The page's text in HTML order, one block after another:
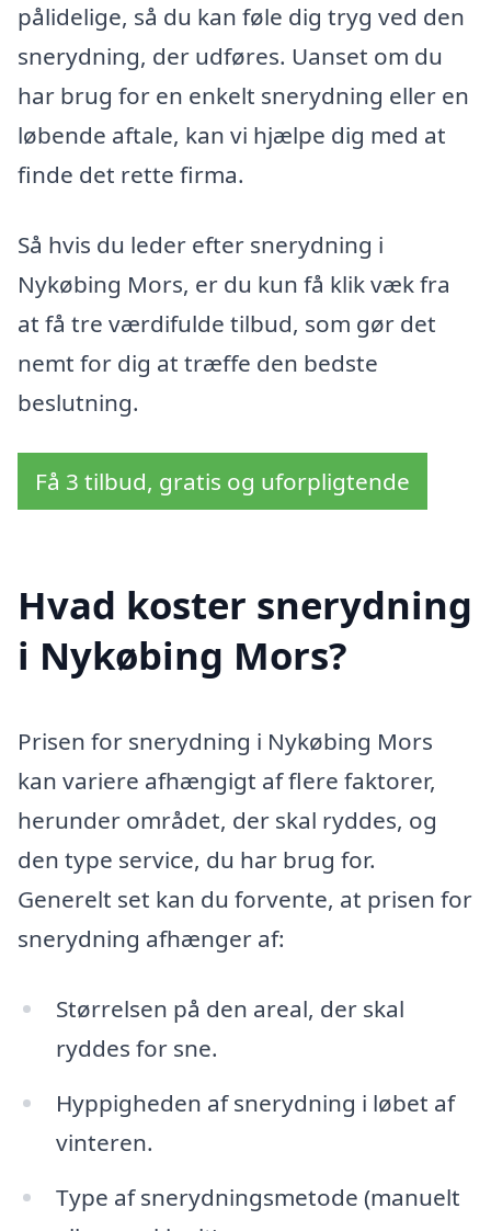
pålidelige, så du kan føle dig tryg ved den
snerydning, der udføres. Uanset om du
har brug for en enkelt snerydning eller en
løbende aftale, kan vi hjælpe dig med at
finde det rette firma.
Så hvis du leder efter snerydning i
Nykøbing Mors, er du kun få klik væk fra
at få tre værdifulde tilbud, som gør det
nemt for dig at træffe den bedste
beslutning.
Få 3 tilbud, gratis og uforpligtende
Hvad koster snerydning
i Nykøbing Mors?
Prisen for snerydning i Nykøbing Mors
kan variere afhængigt af flere faktorer,
herunder området, der skal ryddes, og
den type service, du har brug for.
Generelt set kan du forvente, at prisen for
snerydning afhænger af:
Størrelsen på den areal, der skal
ryddes for sne.
Hyppigheden af snerydning i løbet af
vinteren.
Type af snerydningsmetode (manuelt